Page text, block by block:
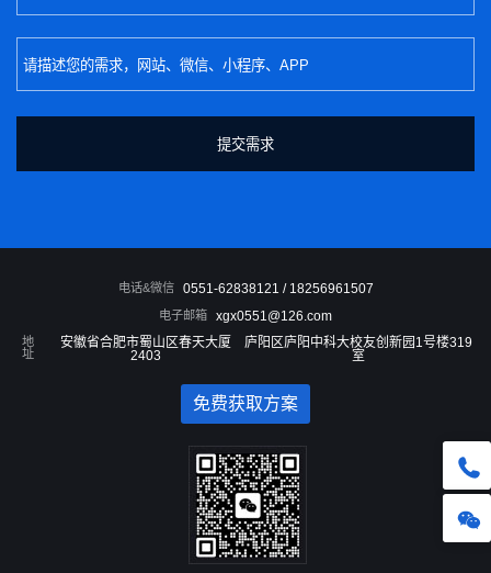
电话&微信 0551-62838121 / 18256961507
电子邮箱 xgx0551@126.com
地
址
安徽省合肥市蜀山区春天大厦
2403
庐阳区庐阳中科大校友创新园1号楼319
室
免费获取方案